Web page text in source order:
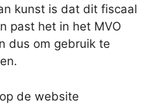
kunst is dat dit fiscaal
past het in het MVO
dus om gebruik te
de website